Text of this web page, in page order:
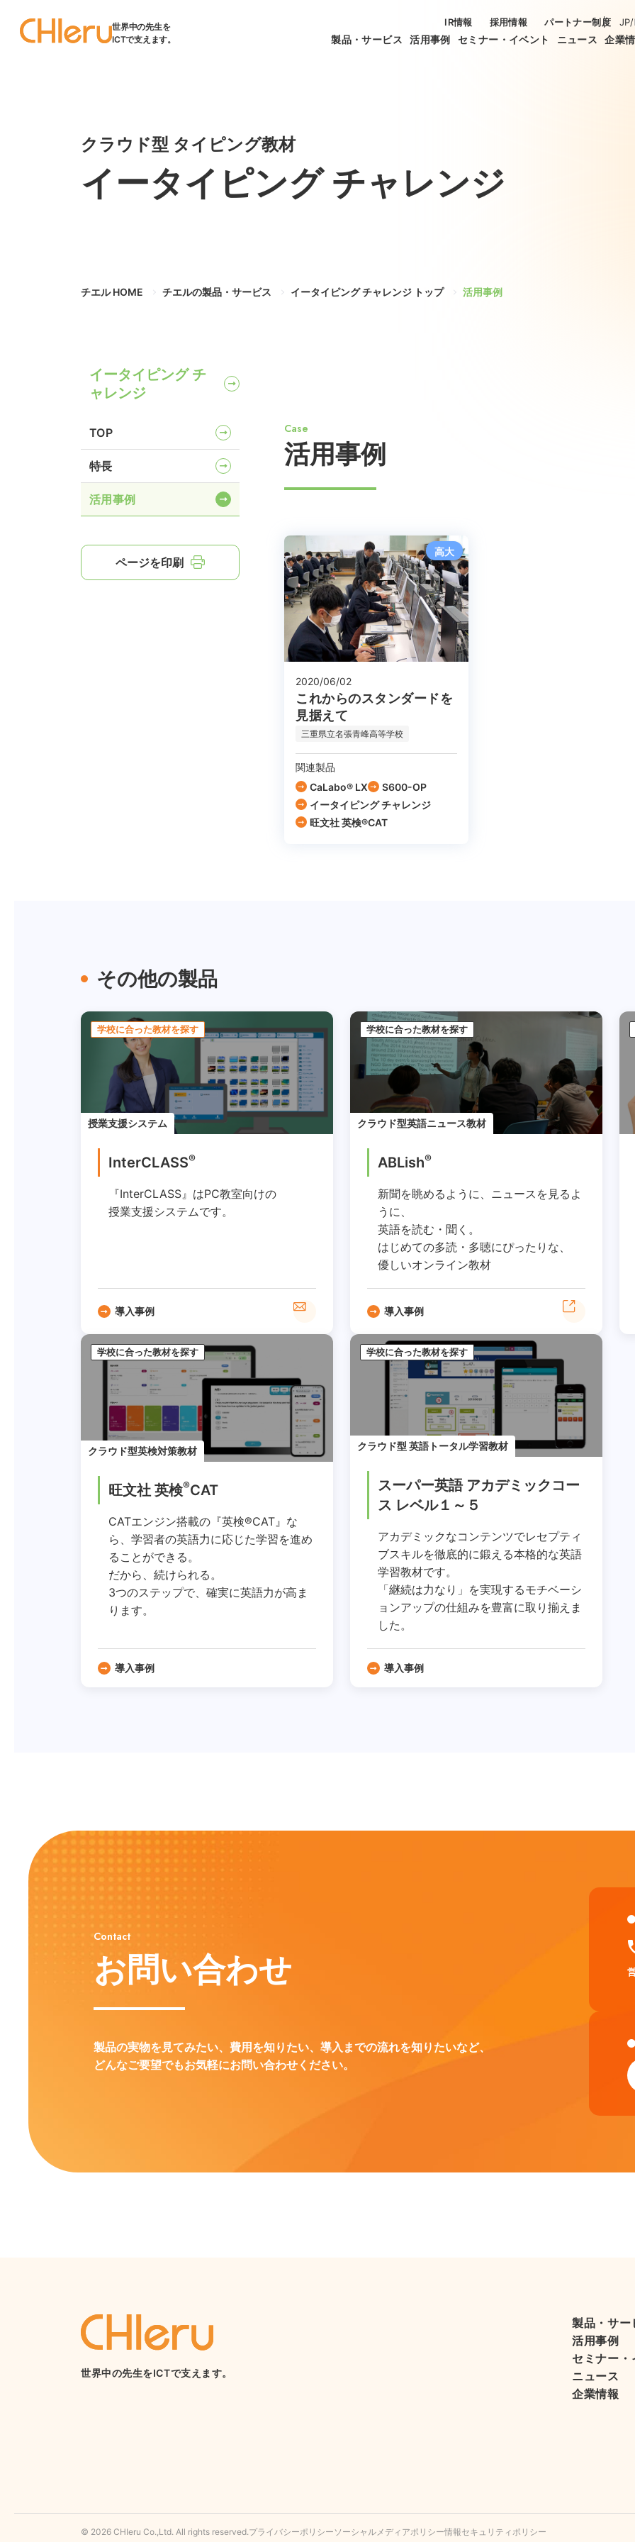
世界中の先生を
ICTで支えます。
製品・サービス 活用事例 セミナー・イベント ニュース 企業
IR情報 採用情報 パートナー制度 JP/
クラウド型 タイピング教材
イータイピング チャレンジ
チエル HOME チエルの製品・サービス イータイピング チャレンジ トップ 活用事例
Case
活用事例
高大
2020/06/02
これからのスタンダードを
見据えて
三重県立名張青峰高等学校
関連製品
CaLabo® LX
S600-OP
イータイピング チャレンジ
旺文社 英検®CAT
イータイピング チ
ャレンジ
TOP
特長
活用事例
ページを印刷
その他の製品
学校に合った教材を探す
授業支援システム
InterCLASS®
『InterCLASS』はPC教室向けの
授業支援システムです。
導入事例
学校に合った教材を探す
クラウド型英語ニュース教材
ABLish®
新聞を眺めるように、ニュースを見るよ
うに、
英語を読む・聞く。
はじめての多読・多聴にぴったりな、
優しいオンライン教材
導入事例
学校に合った教材を探す
クラウド型英検対策教材
旺文社 英検®CAT
CATエンジン搭載の『英検®CAT』な
ら、学習者の英語力に応じた学習を進め
ることができる。
だから、続けられる。
3つのステップで、確実に英語力が高ま
ります。
導入事例
学校に合った教材を探す
クラウド型 英語トータル学習教材
スーパー英語 アカデミックコー
ス レベル１～５
アカデミックなコンテンツでレセプティ
ブスキルを徹底的に鍛える本格的な英語
学習教材です。
「継続は力なり」を実現するモチベーシ
ョンアップの仕組みを豊富に取り揃えま
した。
導入事例
Contact
お問い合わせ
製品の実物を見てみたい、費用を知りたい、導入までの流れを知りたいなど、
どんなご要望でもお気軽にお問い合わせください。
世界中の先生をICTで支えます。
製品・サー
活用事例
セミナー・
ニュース
企業情報
© 2026 CHIeru Co.,Ltd. All rights reserved.プライバシーポリシーソーシャルメディアポリシー情報セキュリティポリシー